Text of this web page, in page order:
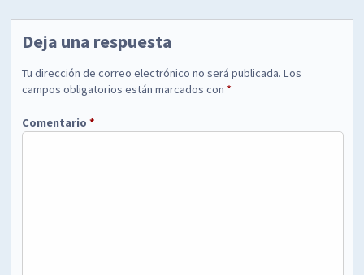
Deja una respuesta
Tu dirección de correo electrónico no será publicada. Los
campos obligatorios están marcados con *
Comentario*